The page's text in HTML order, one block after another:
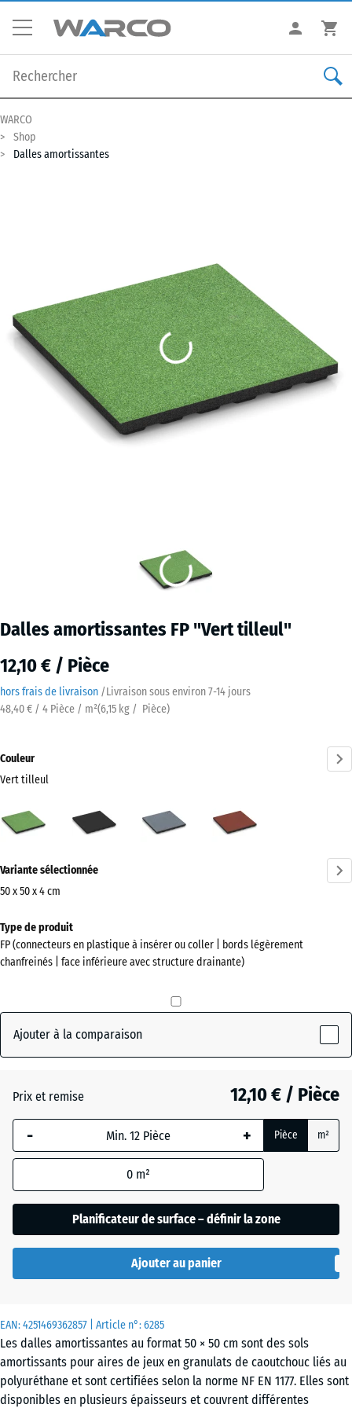
WARCO
Shop
Dalles amortissantes
Dalles amortissantes FP "Vert tilleul"
12,10 € / Pièce
hors frais de livraison /Livraison sous environ7-14 jours
48,40 € / 4 Pièce / m²(6,15 kg / Pièce)
EAN:4251469362857 | Article n°:6285
Les dalles amortissantes au format 50 × 50 cm sont des sols
amortissants pour aires de jeux en granulats de caoutchouc liés au
polyuréthane et sont certifiées selon la norme NF EN 1177. Elles sont
disponibles en plusieurs épaisseurs et couvrent différentes
Couleur
Vert tilleul
tilleul
graphite
d'informations
sur
couleurs
?
palette
de
couleurs
tilleul(active)
Anthracite - 0,40 €
graphite
tomate
Variante sélectionnée
50 x 50 x 4 cm
pour
l’expédition
500
La
dimension
sélectionnée,
encadrée en
utilisée pour
le calcul des
besoins
(sauf
données du
produit).
50
x
Type de produit
FP (connecteurs en plastique à insérer ou coller | bords légèrement
chanfreinés | face inférieure avec structure drainante)
Ajouter à la comparaison
Prix et remise 12,10 € / Pièce
- + Pièce m²
0 m²
Planificateur de surface – définir la zone
Ajouter au panier